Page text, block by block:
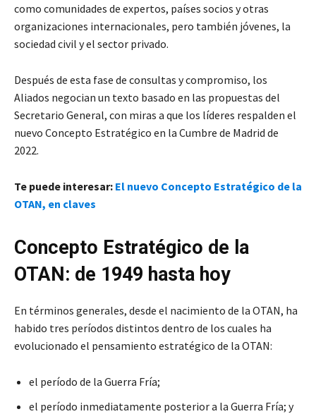
como comunidades de expertos, países socios y otras
organizaciones internacionales, pero también jóvenes, la
sociedad civil y el sector privado.
Después de esta fase de consultas y compromiso, los
Aliados negocian un texto basado en las propuestas del
Secretario General, con miras a que los líderes respalden el
nuevo Concepto Estratégico en la Cumbre de Madrid de
2022.
Te puede interesar: El nuevo Concepto Estratégico de la
OTAN, en claves
Concepto Estratégico de la
OTAN: de 1949 hasta hoy
En términos generales, desde el nacimiento de la OTAN, ha
habido tres períodos distintos dentro de los cuales ha
evolucionado el pensamiento estratégico de la OTAN:
el período de la Guerra Fría;
el período inmediatamente posterior a la Guerra Fría; y